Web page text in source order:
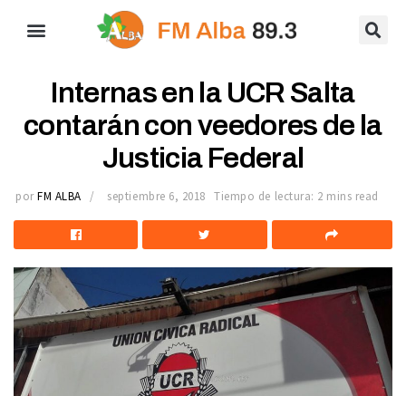
Internas en la UCR Salta
contarán con veedores de la
Justicia Federal
por FM ALBA septiembre 6, 2018 Tiempo de lectura: 2 mins read